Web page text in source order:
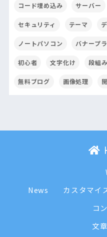
コード埋め込み サーバー
セキュリティ テーマ
ノートパソコン バナープ
初心者 文字化け 段組み
無料ブログ 画像処理
News
カスタマイ
コ
文章